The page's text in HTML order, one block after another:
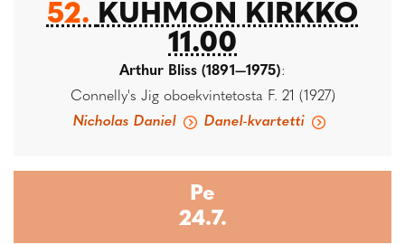
52. KUHMON KIRKKO
11.00
Arthur Bliss (1891—1975):
Connelly's Jig oboekvintetosta F. 21 (1927)
Nicholas Daniel
Danel-kvartetti
Pe
24.7.